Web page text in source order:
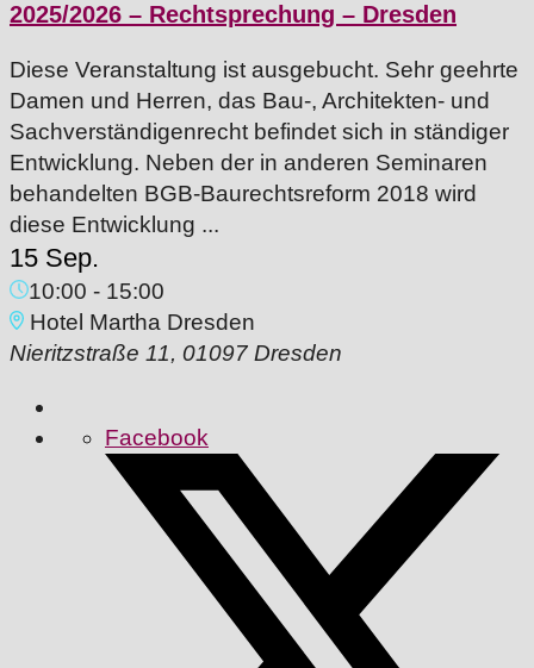
2025/2026 – Rechtsprechung – Dresden
Diese Veranstaltung ist ausgebucht. Sehr geehrte
Damen und Herren, das Bau-, Architekten- und
Sachverständigenrecht befindet sich in ständiger
Entwicklung. Neben der in anderen Seminaren
behandelten BGB-Baurechtsreform 2018 wird
diese Entwicklung ...
15 Sep.
10:00 - 15:00
Hotel Martha Dresden
Nieritzstraße 11, 01097 Dresden
Facebook